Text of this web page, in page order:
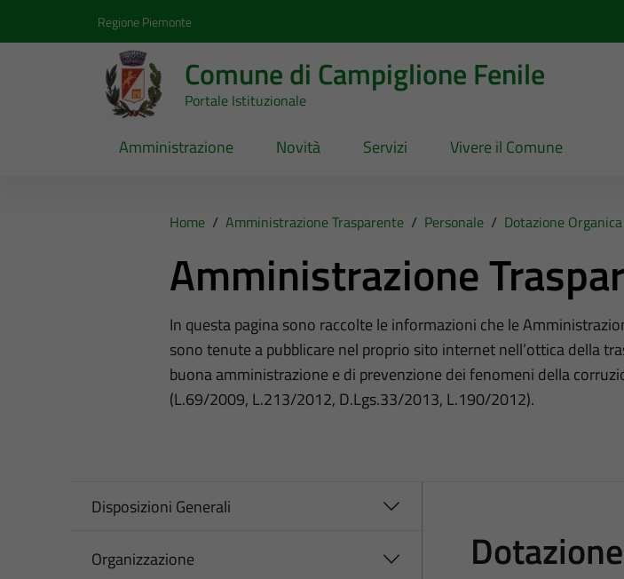
Regione Piemonte
Comune di Campiglione Fenile
Portale Istituzionale
Amministrazione Novità Servizi Vivere il Comune
Home / Amministrazione Trasparente / Personale / Dotazione Organica
Amministrazione
In questa pagina sono raccolte le informazioni che le
sono tenute a pubblicare nel proprio sito internet nell’ottica della
buona amministrazione e di prevenzione dei fenomeni della
(L.69/2009, L.213/2012, D.Lgs.33/2013, L.190/2012).
Disposizioni Generali
Organizzazione